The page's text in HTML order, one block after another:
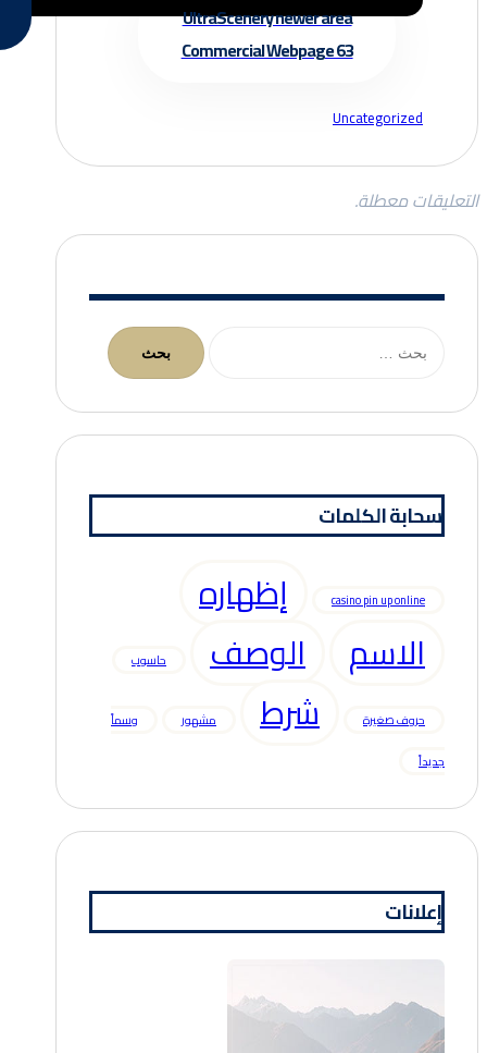
UltraScenery newer area
Commercial Webpage 63
Uncategorized
التعليقات معطلة.
سحابة الكلمات
casino pin up online
إظهاره
الاسم
الوصف حاسوب
حروف صغيرة شرط مشهور
وسماً
جديداً
إعلانات